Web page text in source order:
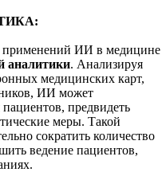
применений ИИ в медицине
аналитики. Анализируя
медицинских карт,
ИИ может
пациентов, предвидеть
меры. Такой
сократить количество
ведение пациентов,